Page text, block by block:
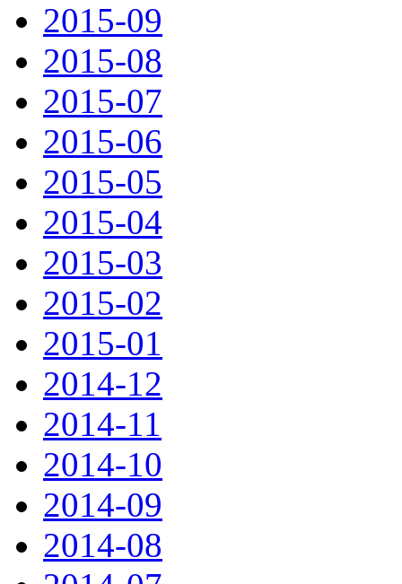
2015-09
2015-08
2015-07
2015-06
2015-05
2015-04
2015-03
2015-02
2015-01
2014-12
2014-11
2014-10
2014-09
2014-08